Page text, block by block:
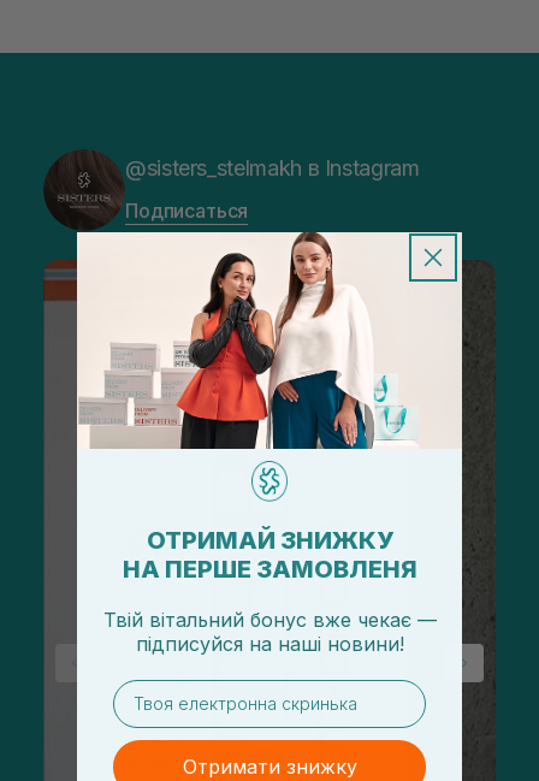
@sisters_stelmakh в Instagram
Подписаться
ОТРИМАЙ ЗНИЖКУ
НА ПЕРШЕ ЗАМОВЛЕНЯ
Твій вітальний бонус вже чекає —
підписуйся на наші новини!
email
Отримати знижку